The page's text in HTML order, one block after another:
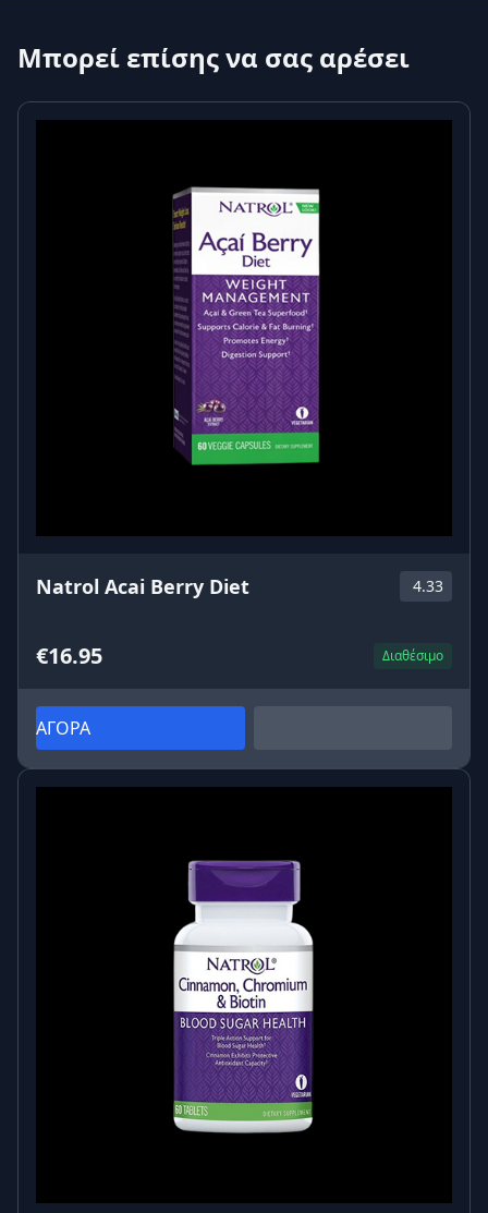
Μπορεί επίσης να σας αρέσει
Natrol Acai Berry Diet 4.33
€16.95 Διαθέσιμο
ΑΓΟΡΑ